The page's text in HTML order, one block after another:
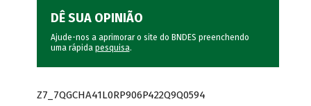
DÊ SUA OPINIÃO
Ajude-nos a aprimorar o site do BNDES preenchendo
uma rápida pesquisa.
Z7_7QGCHA41L0RP906P422Q9Q0594